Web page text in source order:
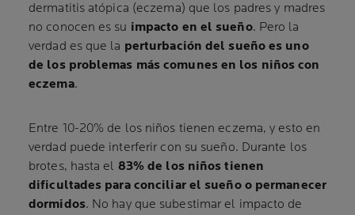
dermatitis atópica (eczema) que los padres y madres
no conocen es su impacto en el sueño. Pero la
verdad es que la perturbación del sueño es uno
de los problemas más comunes en los niños con
eczema.
Entre 10-20% de los niños tienen eczema, y esto en
verdad puede interferir con su sueño. Durante los
brotes, hasta el 83% de los niños tienen
dificultades para conciliar el sueño o permanecer
dormidos. No hay que subestimar el impacto de